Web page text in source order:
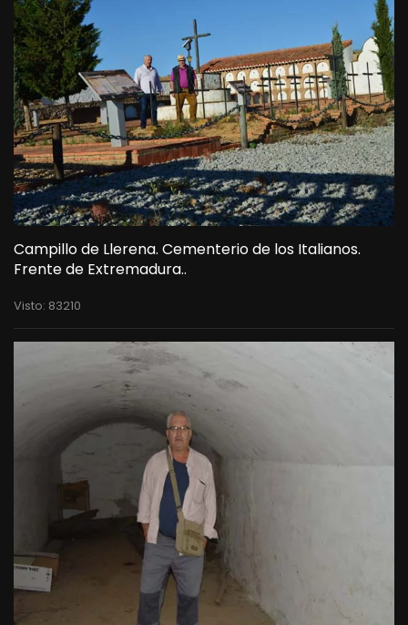
Campillo de Llerena. Cementerio de los Italianos.
Frente de Extremadura..
Visto: 83210